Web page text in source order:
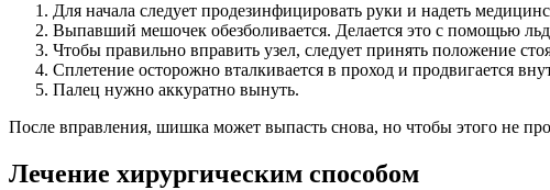
Для начала следует продезинфицировать руки и надеть
Выпавший мешочек обезболивается. Делается это с помощью
Чтобы правильно вправить узел, следует принять положение
Сплетение осторожно вталкивается в проход и продвигается
Палец нужно аккуратно вынуть.
После вправления, шишка может выпасть снова, но чтобы этого не
Лечение хирургическим способом